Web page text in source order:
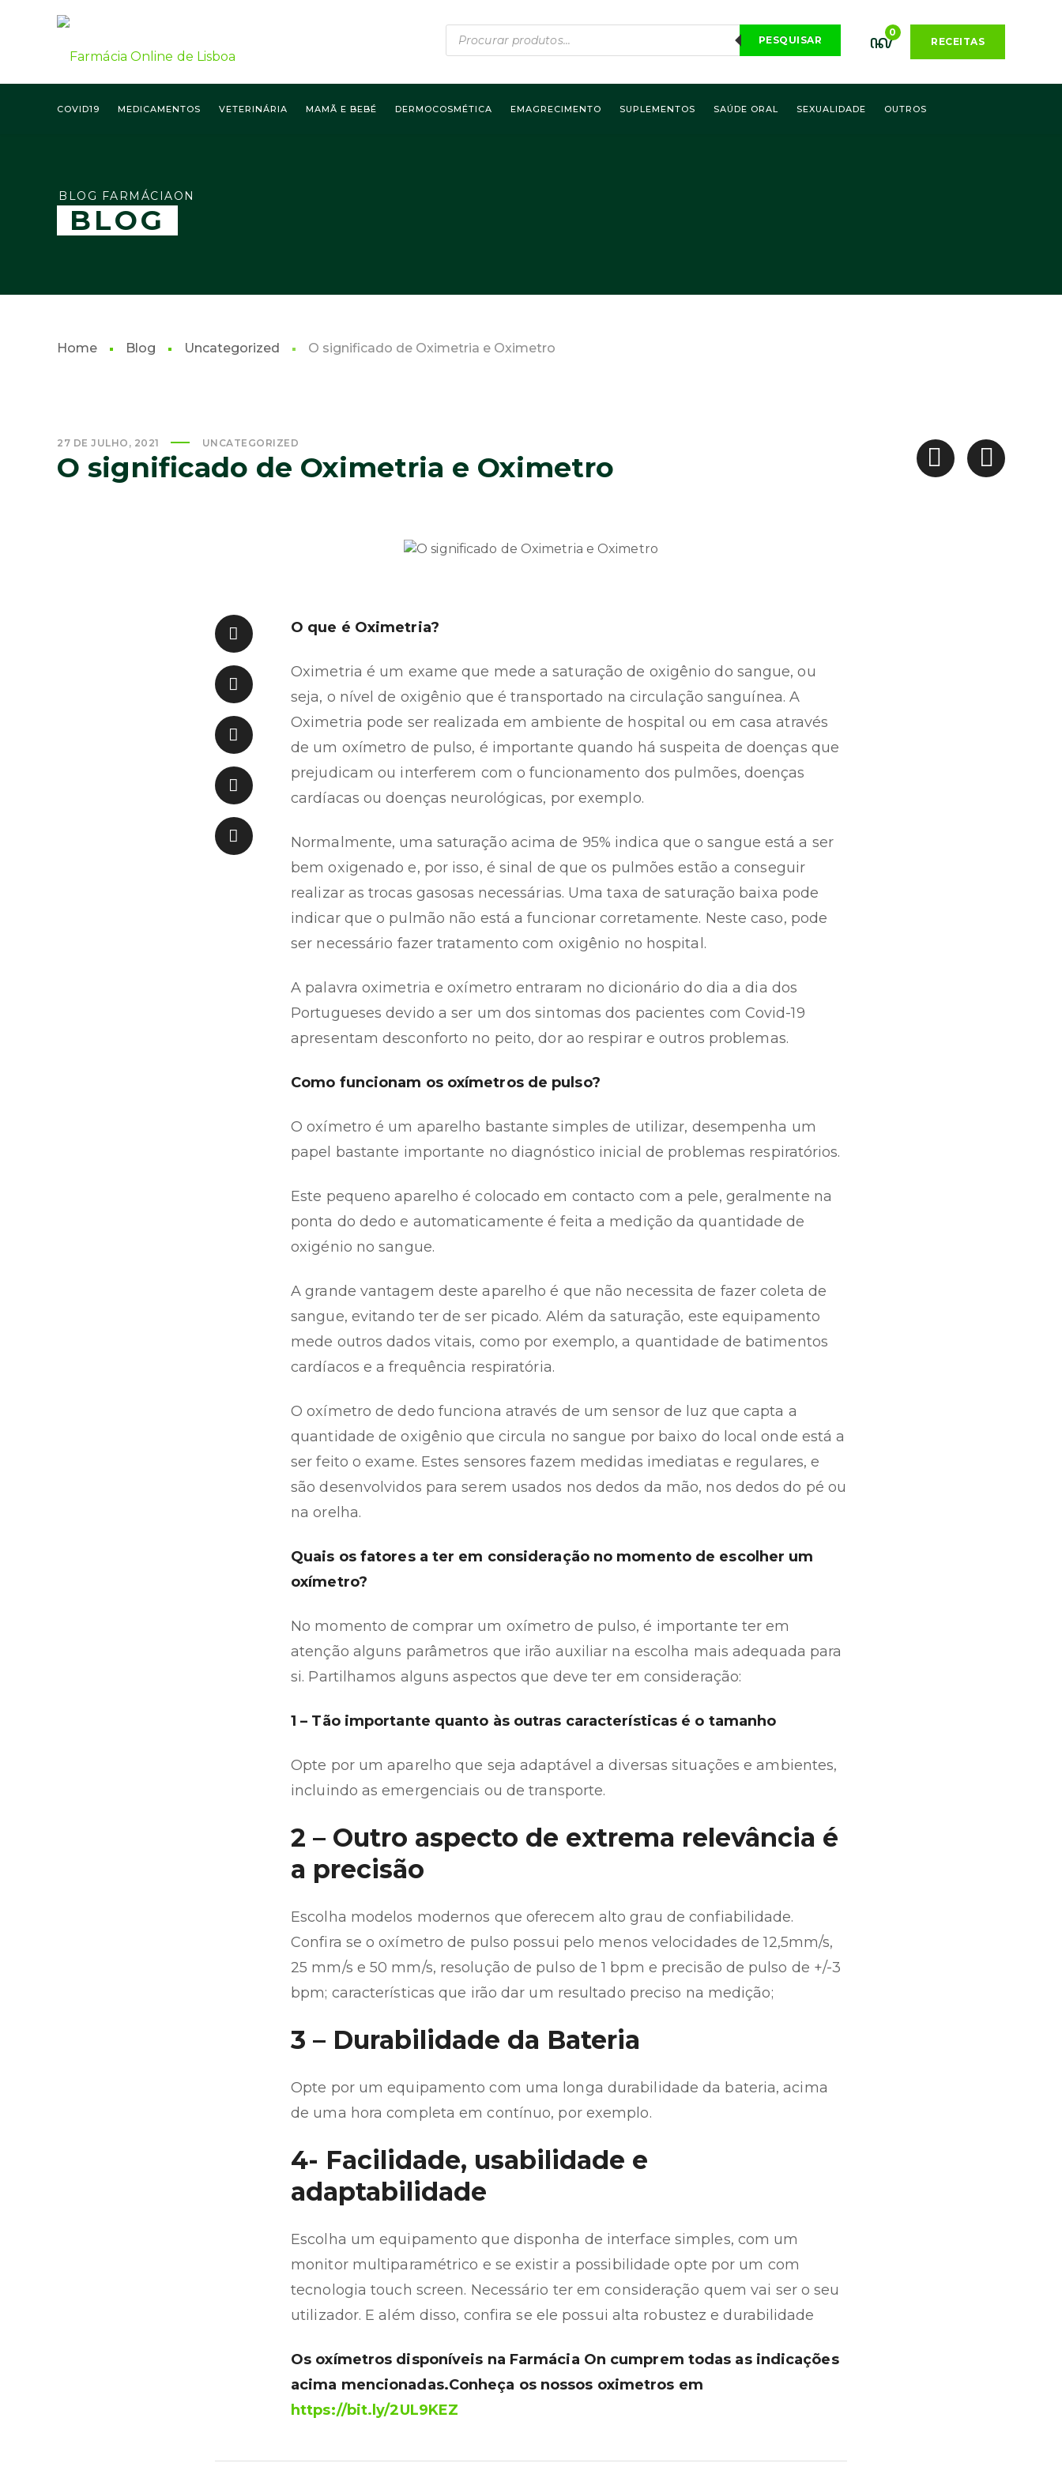
RECEITAS
0
Products
search
PESQUISAR
COVID19 MEDICAMENTOS VETERINÁRIA MAMÃ E BEBÉ DERMOCOSMÉTICA EMAGRECIMENTO SUPLEMENTOS SAÚDE ORAL SEXUALIDADE OUTROS
BLOG FARMÁCIAON
BLOG
Home Blog Uncategorized O significado de Oximetria e Oximetro
27 DE JULHO, 2021 UNCATEGORIZED
O significado de Oximetria e Oximetro
O que é Oximetria?
Oximetria é um exame que mede a saturação de oxigênio do sangue, ou
seja, o nível de oxigênio que é transportado na circulação sanguínea. A
Oximetria pode ser realizada em ambiente de hospital ou em casa através
de um oxímetro de pulso, é importante quando há suspeita de doenças que
prejudicam ou interferem com o funcionamento dos pulmões, doenças
cardíacas ou doenças neurológicas, por exemplo.
Normalmente, uma saturação acima de 95% indica que o sangue está a ser
bem oxigenado e, por isso, é sinal de que os pulmões estão a conseguir
realizar as trocas gasosas necessárias. Uma taxa de saturação baixa pode
indicar que o pulmão não está a funcionar corretamente. Neste caso, pode
ser necessário fazer tratamento com oxigênio no hospital.
A palavra oximetria e oxímetro entraram no dicionário do dia a dia dos
Portugueses devido a ser um dos sintomas dos pacientes com Covid-19
apresentam desconforto no peito, dor ao respirar e outros problemas.
Como funcionam os oxímetros de pulso?
O oxímetro é um aparelho bastante simples de utilizar, desempenha um
papel bastante importante no diagnóstico inicial de problemas respiratórios.
Este pequeno aparelho é colocado em contacto com a pele, geralmente na
ponta do dedo e automaticamente é feita a medição da quantidade de
oxigénio no sangue.
A grande vantagem deste aparelho é que não necessita de fazer coleta de
sangue, evitando ter de ser picado. Além da saturação, este equipamento
mede outros dados vitais, como por exemplo, a quantidade de batimentos
cardíacos e a frequência respiratória.
O oxímetro de dedo funciona através de um sensor de luz que capta a
quantidade de oxigênio que circula no sangue por baixo do local onde está a
ser feito o exame. Estes sensores fazem medidas imediatas e regulares, e
são desenvolvidos para serem usados nos dedos da mão, nos dedos do pé ou
na orelha.
Quais os fatores a ter em consideração no momento de escolher um
oxímetro?
No momento de comprar um oxímetro de pulso, é importante ter em
atenção alguns parâmetros que irão auxiliar na escolha mais adequada para
si. Partilhamos alguns aspectos que deve ter em consideração:
1 – Tão importante quanto às outras características é o tamanho
Opte por um aparelho que seja adaptável a diversas situações e ambientes,
incluindo as emergenciais ou de transporte.
2 – Outro aspecto de extrema relevância é
a precisão
Escolha modelos modernos que oferecem alto grau de confiabilidade.
Confira se o oxímetro de pulso possui pelo menos velocidades de 12,5mm/s,
25 mm/s e 50 mm/s, resolução de pulso de 1 bpm e precisão de pulso de +/-3
bpm; características que irão dar um resultado preciso na medição;
3 – Durabilidade da Bateria
Opte por um equipamento com uma longa durabilidade da bateria, acima
de uma hora completa em contínuo, por exemplo.
4- Facilidade, usabilidade e
adaptabilidade
Escolha um equipamento que disponha de interface simples, com um
monitor multiparamétrico e se existir a possibilidade opte por um com
tecnologia touch screen. Necessário ter em consideração quem vai ser o seu
utilizador. E além disso, confira se ele possui alta robustez e durabilidade
Os oxímetros disponíveis na Farmácia On cumprem todas as indicações
acima mencionadas.Conheça os nossos oximetros em
https://bit.ly/2UL9KEZ